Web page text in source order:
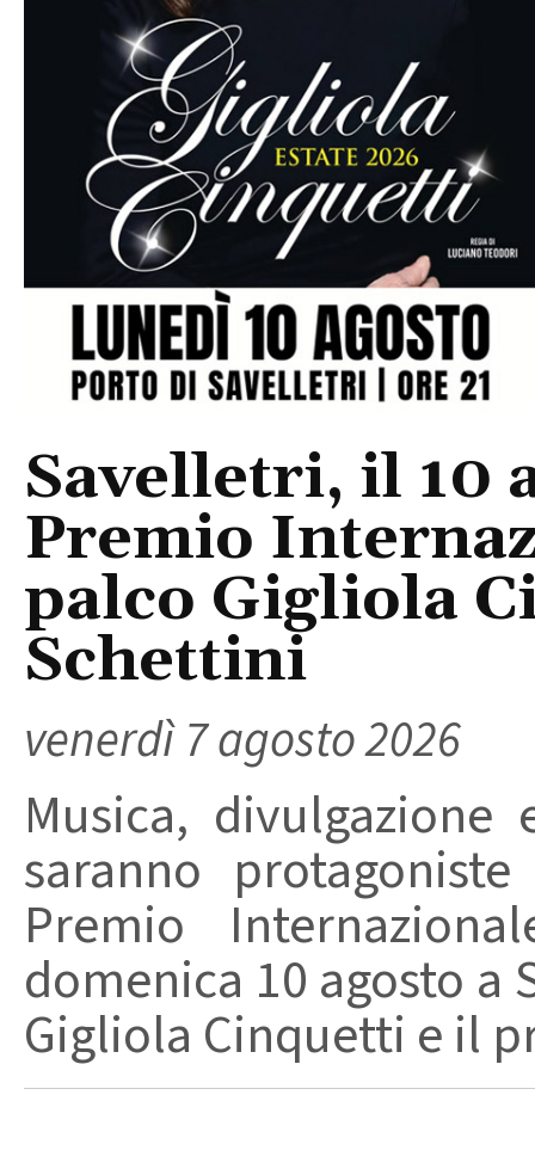
Savelletri, il 10
Premio
palco Gigliola
Schettini
venerdì 7 agosto 2026
Musica,
saranno
Premio
domenica 10 agosto
Gigliola Cinquetti e il